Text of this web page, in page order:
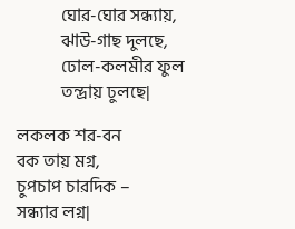
ঘোর-ঘোর সন্ধ্যায়,
ঝাউ-গাছ দুলছে,
ঢোল-কলমীর ফুল
তন্দ্রায় ঢুলছে|
লকলক শর-বন
বক তায় মগ্ন,
চুপচাপ চারদিক –
সন্ধ্যার লগ্ন|